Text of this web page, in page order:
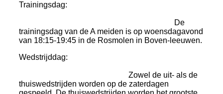
Trainingsdag:
De
trainingsdag van de A meiden is op woensdagavond
van 18:15-19:45 in de Rosmolen in Boven-leeuwen.
Wedstrijddag:
Zowel de uit- als de
thuiswedstrijden worden op de zaterdagen